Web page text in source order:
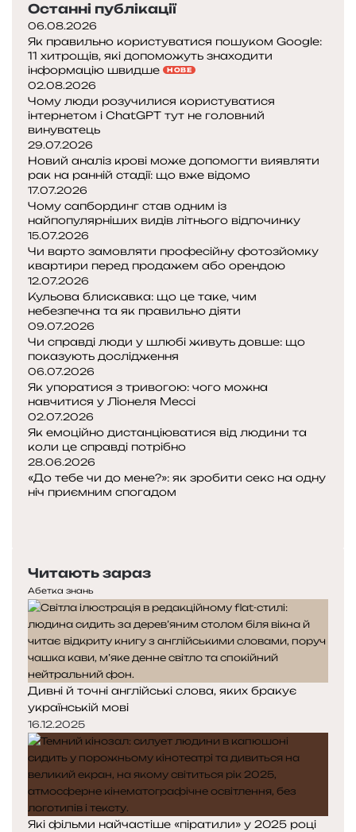
г
,
я
к
щ
о
т
и
н
е
ш
а
р
и
ш
:
п
р
о
с
т
и
й
г
а
й
д
б
е
з
і
ч
н
о
г
о
б
л
а
-
б
л
а
Останні публікації
06.08.2026
Як правильно користуватися пошуком Google:
11 хитрощів, які допоможуть знаходити
інформацію швидше
НОВЕ
02.08.2026
Чому люди розучилися користуватися
інтернетом і ChatGPT тут не головний
винуватець
29.07.2026
Новий аналіз крові може допомогти виявляти
рак на ранній стадії: що вже відомо
17.07.2026
Чому сапбординг став одним із
найпопулярніших видів літнього відпочинку
15.07.2026
Чи варто замовляти професійну фотозйомку
квартири перед продажем або орендою
12.07.2026
Кульова блискавка: що це таке, чим
небезпечна та як правильно діяти
09.07.2026
Чи справді люди у шлюбі живуть довше: що
показують дослідження
06.07.2026
Як упоратися з тривогою: чого можна
навчитися у Ліонеля Мессі
02.07.2026
Як емоційно дистанціюватися від людини та
коли це справді потрібно
28.06.2026
«До тебе чи до мене?»: як зробити секс на одну
ніч приємним спогадом
р
е
д
н
я
с
т
о
р
і
н
к
а
т
у
п
н
а
с
т
о
р
і
н
к
а
Читають зараз
Абетка знань
Дивні й точні англійські слова, яких бракує
українській мові
16.12.2025
Які фільми найчастіше «піратили» у 2025 році